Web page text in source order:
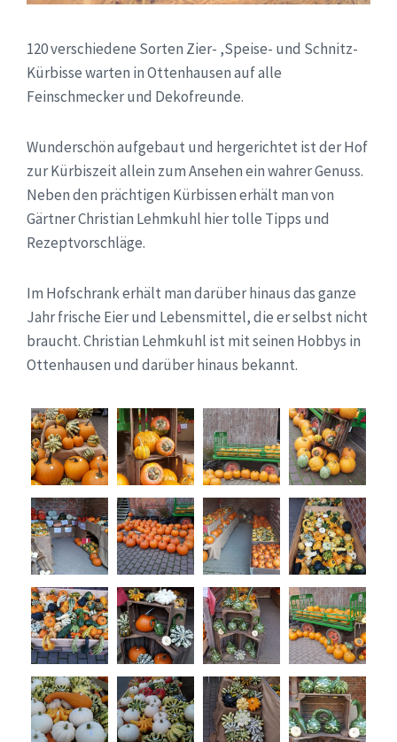
120 verschiedene Sorten Zier- ,Speise- und Schnitz-
Kürbisse warten in Ottenhausen auf alle
Feinschmecker und Dekofreunde.
Wunderschön aufgebaut und hergerichtet ist der Hof
zur Kürbiszeit allein zum Ansehen ein wahrer Genuss.
Neben den prächtigen Kürbissen erhält man von
Gärtner Christian Lehmkuhl hier tolle Tipps und
Rezeptvorschläge.
Im Hofschrank erhält man darüber hinaus das ganze
Jahr frische Eier und Lebensmittel, die er selbst nicht
braucht. Christian Lehmkuhl ist mit seinen Hobbys in
Ottenhausen und darüber hinaus bekannt.